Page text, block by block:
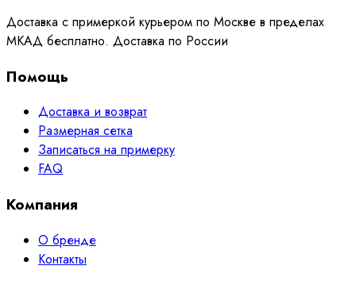
Доставка с примеркой курьером по Москве в пределах
МКАД бесплатно. Доставка по России
Помощь
Доставка и возврат
Размерная сетка
Записаться на примерку
FAQ
Компания
О бренде
Контакты